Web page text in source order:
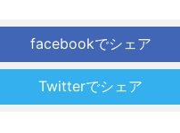
facebookでシェア
Twitterでシェア